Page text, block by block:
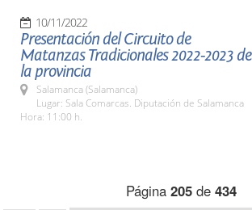
10/11/2022
Presentación del Circuito de
Matanzas Tradicionales 2022-2023 de
la provincia
Salamanca (Salamanca)
Lugar: Sala Comarcas. Diputación de Salamanca
Hora: 11:00 h.
Página 205de 434